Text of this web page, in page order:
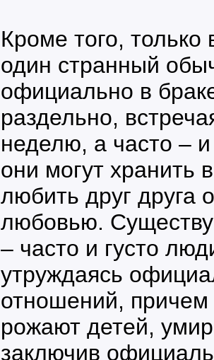
Кроме того,
один странный
официально в
раздельно,
неделю, а часто –
они могут хранить
любить друг друга
любовью.
– часто и густо
утруждаясь
отношений, причем
рожают детей,
заключив